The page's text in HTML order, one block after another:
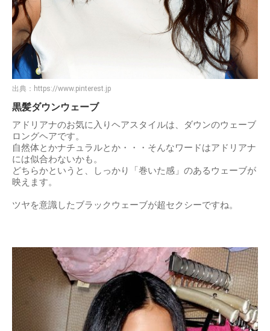
出典： https://www.pinterest.jp
黒髪ダウンウェーブ
アドリアナのお気に入りヘアスタイルは、ダウンのウェーブ
ロングヘアです。
自然体とかナチュラルとか・・・そんなワードはアドリアナ
には似合わないかも。
どちらかというと、しっかり「巻いた感」のあるウェーブが
映えます。
ツヤを意識したブラックウェーブが超セクシーですね。